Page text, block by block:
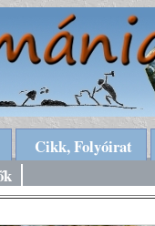
Cikk, Folyóirat